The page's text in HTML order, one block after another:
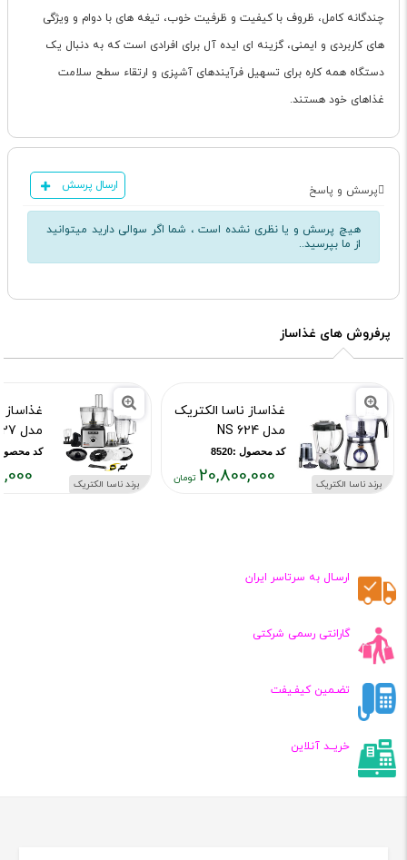
چندگانه کامل، ظروف با کیفیت و ظرفیت خوب، تیغه های با دوام و ویژگی
های کاربردی و ایمنی، گزینه ای ایده آل برای افرادی است که به دنبال یک
دستگاه همه کاره برای تسهیل فرآیندهای آشپزی و ارتقاء سطح سلامت
غذاهای خود هستند.
پرسش و پاسخ ارسال پرسش
هیچ پرسش و یا نظری نشده است ، شما اگر سوالی دارید میتوانید
از ما بپرسید..
پرفروش های غذاساز
برند ناسا الکتریک
غذاساز ناسا الکتریک
مدل NS 624
کد محصول :8520
20,800,000 برند ناسا الکتریک
غذاساز
مدل NS 627
کد محصول
ارسـال به سرتاسر ایران
گارانتی رسمی شرکتی
تضـمین کیفـیفت
خریــد آنلاین